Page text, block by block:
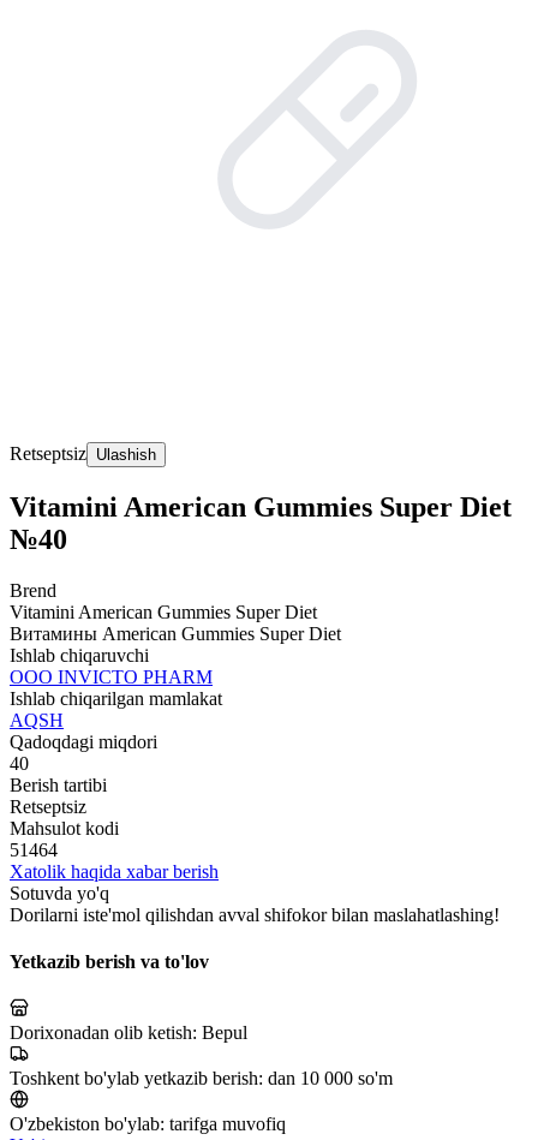
Retseptsiz Ulashish
Vitamini American Gummies Super Diet
№40
Brend
Vitamini American Gummies Super Diet
Витамины American Gummies Super Diet
Ishlab chiqaruvchi
ООО INVICTO PHARM
Ishlab chiqarilgan mamlakat
AQSH
Qadoqdagi miqdori
40
Berish tartibi
Retseptsiz
Mahsulot kodi
51464
Xatolik haqida xabar berish
Sotuvda yo'q
Dorilarni iste'mol qilishdan avval shifokor bilan maslahatlashing!
Yetkazib berish va to'lov
Dorixonadan olib ketish: Bepul
Toshkent bo'ylab yetkazib berish: dan 10 000 so'm
O'zbekiston bo'ylab: tarifga muvofiq